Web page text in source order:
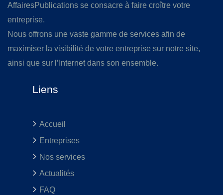
AffairesPublications se consacre à faire croître votre
entreprise.
Nous offrons une vaste gamme de services afin de
maximiser la visibilité de votre entreprise sur notre site,
ainsi que sur l’Internet dans son ensemble.
Liens
Accueil
Entreprises
Nos services
Actualités
FAQ